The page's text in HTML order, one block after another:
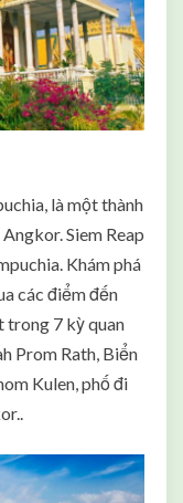
là một thành
Siem Reap
Khám phá
các điểm đến
trong 7 kỳ quan
Prom Rath, Biển
Kulen, phố đi